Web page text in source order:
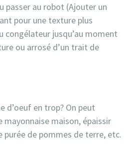
passer au robot (Ajouter un
pour une texture plus
congélateur jusqu’au moment
ou arrosé d’un trait de
d’oeuf en trop? On peut
mayonnaise maison, épaissir
purée de pommes de terre, etc.